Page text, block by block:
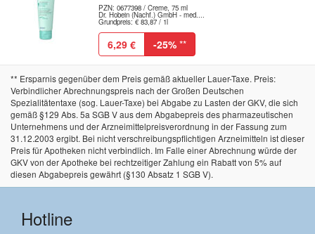
PZN: 0677398 / Creme, 75 ml
Dr. Hobein (Nachf.) GmbH - med....
Grundpreis: € 83,87 / 1l
6,29 € -25% **
** Ersparnis gegenüber dem Preis gemäß aktueller Lauer-Taxe. Preis:
Verbindlicher Abrechnungspreis nach der Großen Deutschen
Spezialitätentaxe (sog. Lauer-Taxe) bei Abgabe zu Lasten der GKV, die sich
gemäß §129 Abs. 5a SGB V aus dem Abgabepreis des pharmazeutischen
Unternehmens und der Arzneimittelpreisverordnung in der Fassung zum
31.12.2003 ergibt. Bei nicht verschreibungspflichtigen Arzneimitteln ist dieser
Preis für Apotheken nicht verbindlich. Im Falle einer Abrechnung würde der
GKV von der Apotheke bei rechtzeitiger Zahlung ein Rabatt von 5% auf
diesen Abgabepreis gewährt (§130 Absatz 1 SGB V).
Hotline